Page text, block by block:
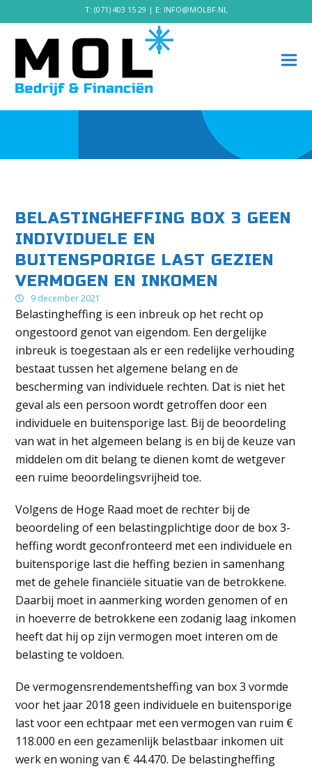
T: (071) 403 15 29 | E: INFO@MOLBF.NL
BELASTINGHEFFING BOX 3 GEEN
INDIVIDUELE EN
BUITENSPORIGE LAST GEZIEN
VERMOGEN EN INKOMEN
9 december 2021
Belastingheffing is een inbreuk op het recht op
ongestoord genot van eigendom. Een dergelijke
inbreuk is toegestaan als er een redelijke verhouding
bestaat tussen het algemene belang en de
bescherming van individuele rechten. Dat is niet het
geval als een persoon wordt getroffen door een
individuele en buitensporige last. Bij de beoordeling
van wat in het algemeen belang is en bij de keuze van
middelen om dit belang te dienen komt de wetgever
een ruime beoordelingsvrijheid toe.
Volgens de Hoge Raad moet de rechter bij de
beoordeling of een belastingplichtige door de box 3-
heffing wordt geconfronteerd met een individuele en
buitensporige last die heffing bezien in samenhang
met de gehele financiële situatie van de betrokkene.
Daarbij moet in aanmerking worden genomen of en
in hoeverre de betrokkene een zodanig laag inkomen
heeft dat hij op zijn vermogen moet interen om de
belasting te voldoen.
De vermogensrendementsheffing van box 3 vormde
voor het jaar 2018 geen individuele en buitensporige
last voor een echtpaar met een vermogen van ruim €
118.000 en een gezamenlijk belastbaar inkomen uit
werk en woning van € 44.470. De belastingheffing